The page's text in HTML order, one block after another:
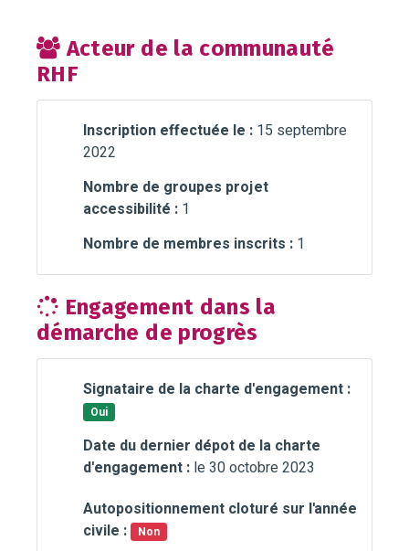
Acteur de la communauté
RHF
Inscription effectuée le : 15 septembre
2022
Nombre de groupes projet
accessibilité : 1
Nombre de membres inscrits : 1
Engagement dans la
démarche de progrès
Signataire de la charte d'engagement :
Oui
Date du dernier dépot de la charte
d'engagement : le 30 octobre 2023
Autopositionnement cloturé sur l'année
civile :
Non